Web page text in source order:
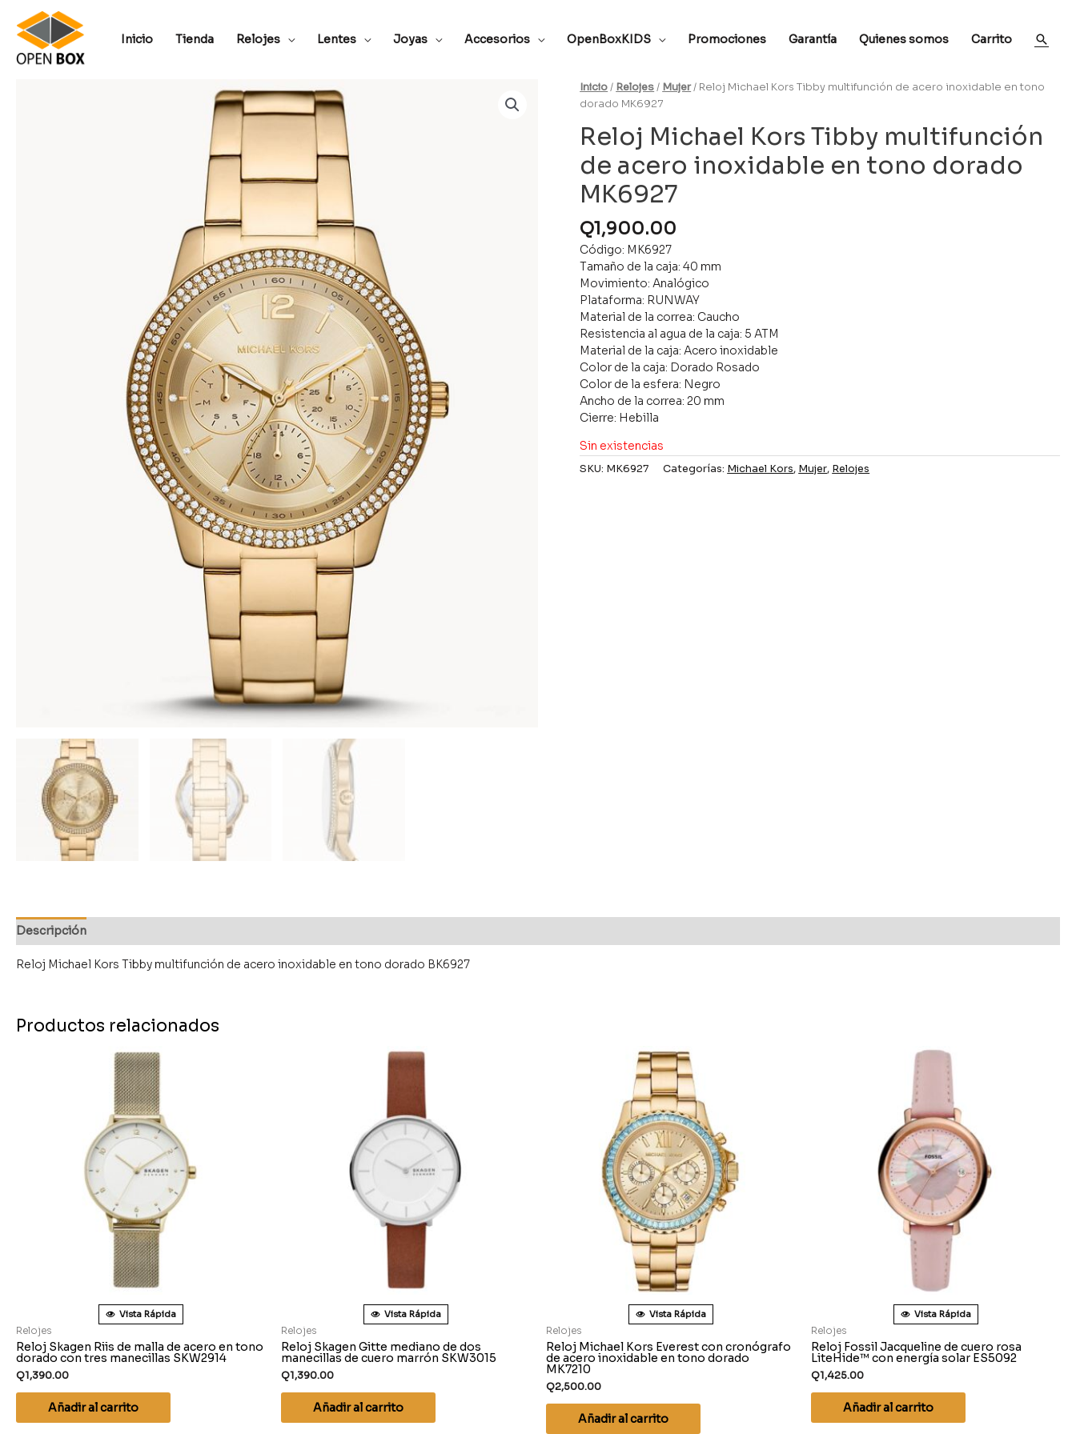
Inicio Tienda Relojes Lentes Joyas Accesorios OpenBoxKIDS Promociones Garantía Quienes somos Carrito
Inicio/ Relojes/ Mujer/ Reloj Michael Kors Tibby multifunción de acero inoxidable en tono
dorado MK6927
Reloj Michael Kors Tibby multifunción
de acero inoxidable en tono dorado
MK6927
Q1,900.00
Código: MK6927
Tamaño de la caja: 40 mm
Movimiento: Analógico
Plataforma: RUNWAY
Material de la correa: Caucho
Resistencia al agua de la caja: 5 ATM
Material de la caja: Acero inoxidable
Color de la caja: Dorado Rosado
Color de la esfera: Negro
Ancho de la correa: 20 mm
Cierre: Hebilla
Sin existencias
SKU: MK6927 Categorías: Michael Kors, Mujer, Relojes
Descripción
Reloj Michael Kors Tibby multifunción de acero inoxidable en tono dorado BK6927
Productos relacionados
Vista Rápida
Relojes
Reloj Skagen Riis de malla de acero en tono
dorado con tres manecillas SKW2914
Q1,390.00
Añadir al carrito
Vista Rápida
Relojes
Reloj Skagen Gitte mediano de dos
manecillas de cuero marrón SKW3015
Q1,390.00
Añadir al carrito
Vista Rápida
Relojes
Reloj Michael Kors Everest con cronógrafo
de acero inoxidable en tono dorado
MK7210
Q2,500.00
Añadir al carrito
Vista Rápida
Relojes
Reloj Fossil Jacqueline de cuero rosa
LiteHide™ con energía solar ES5092
Q1,425.00
Añadir al carrito